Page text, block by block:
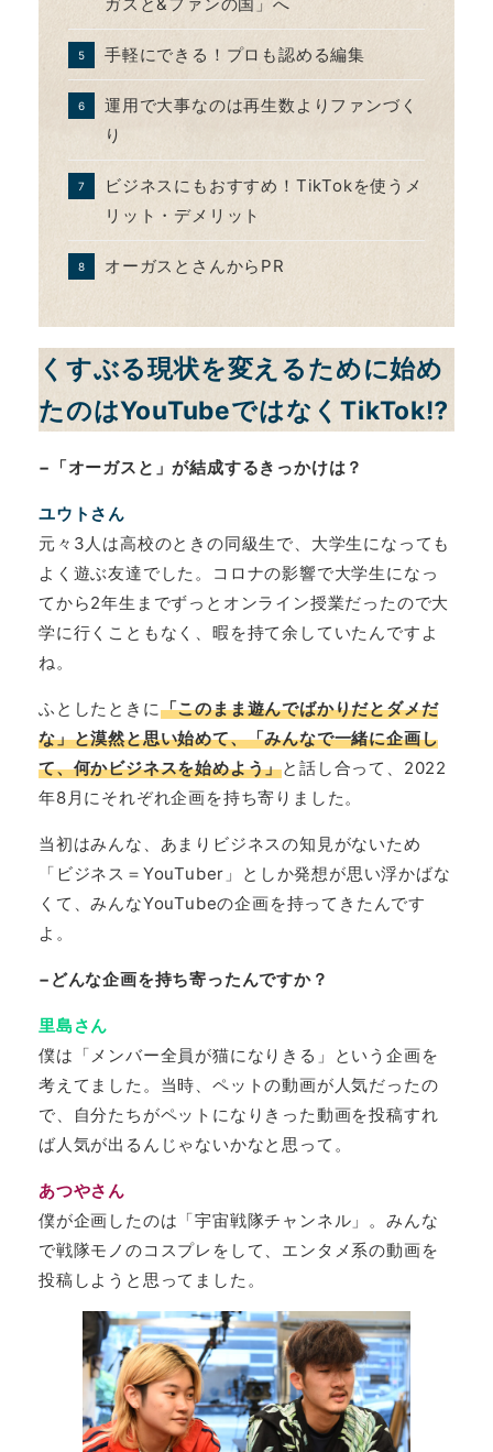
手軽にできる！プロも認める編集
運用で大事なのは再生数よりファンづく
り
ビジネスにもおすすめ！TikTokを使うメ
リット・デメリット
オーガスとさんからPR
くすぶる現状を変えるために始め
たのはYouTubeではなくTikTok⁉
−「オーガスと」が結成するきっかけは？
ユウトさん
元々3人は高校のときの同級生で、大学生になっても
よく遊ぶ友達でした。コロナの影響で大学生になっ
てから2年生までずっとオンライン授業だったので大
学に行くこともなく、暇を持て余していたんですよ
ね。
ふとしたときに「このまま遊んでばかりだとダメだ
な」と漠然と思い始めて、「みんなで一緒に企画し
て、何かビジネスを始めよう」と話し合って、2022
年8月にそれぞれ企画を持ち寄りました。
当初はみんな、あまりビジネスの知見がないため
「ビジネス＝YouTuber」としか発想が思い浮かばな
くて、みんなYouTubeの企画を持ってきたんです
よ。
−どんな企画を持ち寄ったんですか？
里島さん
僕は「メンバー全員が猫になりきる」という企画を
考えてました。当時、ペットの動画が人気だったの
で、自分たちがペットになりきった動画を投稿すれ
ば人気が出るんじゃないかなと思って。
あつやさん
僕が企画したのは「宇宙戦隊チャンネル」。みんな
で戦隊モノのコスプレをして、エンタメ系の動画を
投稿しようと思ってました。